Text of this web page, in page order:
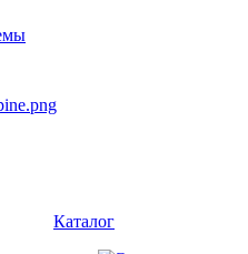
Каталог